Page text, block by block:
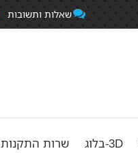
שאלות ותשובות
3D-בלוג שרות התקנות